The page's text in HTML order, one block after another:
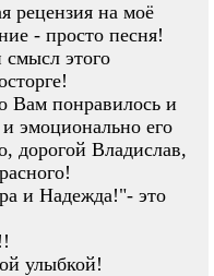
рецензия на моё
- просто песня!
этого
Вам понравилось и
эмоционально его
дорогой Владислав,
и Надежда!"- это
улыбкой!